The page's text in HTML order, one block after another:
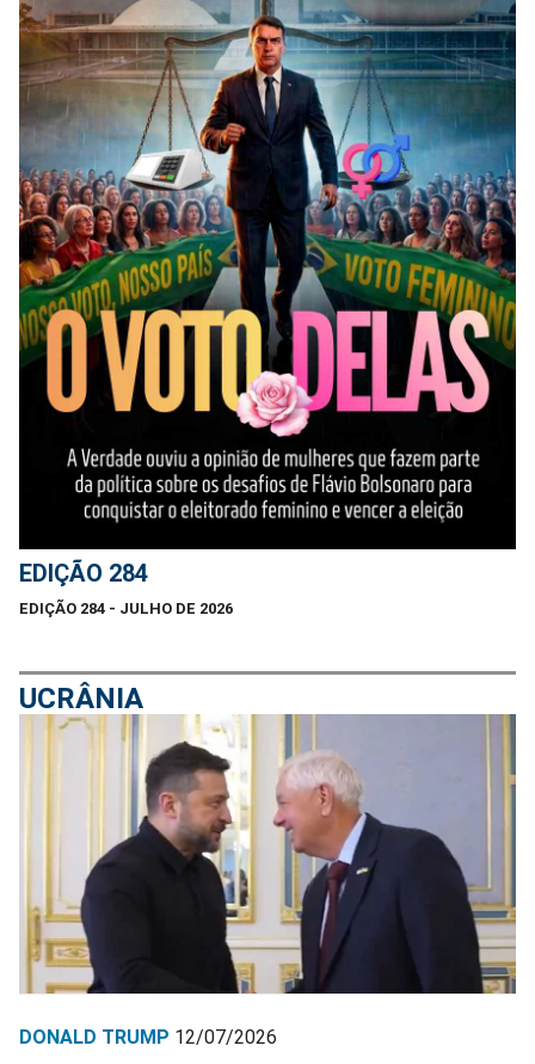
EDIÇÃO 284
EDIÇÃO 284 - JULHO DE 2026
UCRÂNIA
DONALD TRUMP 12/07/2026